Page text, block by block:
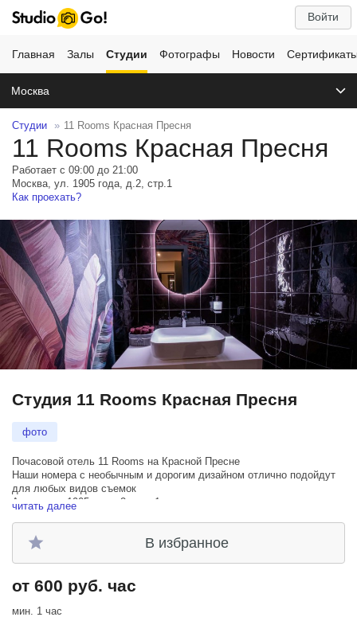
Войти
Главная Залы Студии Фотографы Новости
Москва
Студии 11 Rooms Красная Пресня
11 Rooms Красная Пресня
Работает с 09:00 до 21:00
Москва, ул. 1905 года, д.2, стр.1
Как проехать?
Студия 11 Rooms Красная Пресня
фото
Почасовой отель 11 Rooms на Красной Пресне
Наши номера с необычным и дорогим дизайном отлично подойдут
для любых видов съемок
Адрес: ул. 1905 года, 2, стр. 1
Телефон: +79809008685
Ждём вас в гости ежедневно с 09:00 до 21:00
читать далее
В избранное
от 600 руб. час
мин. 1 час